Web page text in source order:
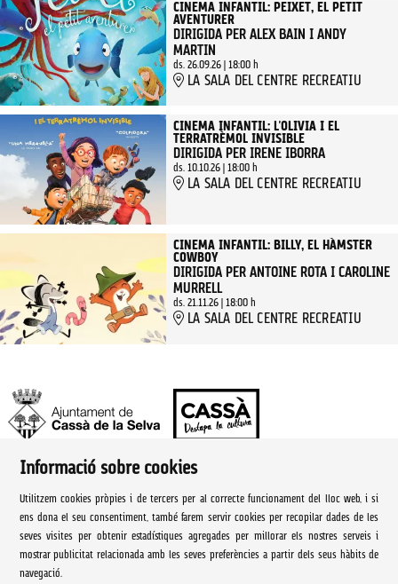
CINEMA INFANTIL: PEIXET, EL PETIT
AVENTURER
DIRIGIDA PER ALEX BAIN I ANDY
MARTIN
ds. 26.09.26| 18:00 h
LA SALA DEL CENTRE RECREATIU
CINEMA INFANTIL: L'OLIVIA I EL
TERRATRÈMOL INVISIBLE
DIRIGIDA PER IRENE IBORRA
ds. 10.10.26| 18:00 h
LA SALA DEL CENTRE RECREATIU
CINEMA INFANTIL: BILLY, EL HÀMSTER
COWBOY
DIRIGIDA PER ANTOINE ROTA I CAROLINE
MURRELL
ds. 21.11.26| 18:00 h
LA SALA DEL CENTRE RECREATIU
Rambla Onze de Setembre, 107
Cassà de la Selva Tel. 972 460 005
Informació sobre cookies
Utilitzem cookies pròpies i de tercers per al correcte funcionament del lloc web, i si
ens dona el seu consentiment, també farem servir cookies per recopilar dades de les
seves visites per obtenir estadístiques agregades per millorar els nostres serveis i
mostrar publicitat relacionada amb les seves preferències a partir dels seus hàbits de
navegació.